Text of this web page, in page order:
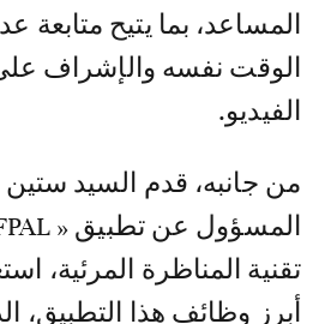
المساعد، بما يتيح متابعة
الوقت نفسه والإشراف
الفيديو.
من جانبه، قدم السيد
تقنية المناظرة المرئية،
أبرز وظائف هذا التطبيق،